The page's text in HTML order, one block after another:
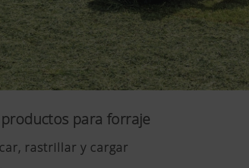
para forraje
rastrillar y cargar